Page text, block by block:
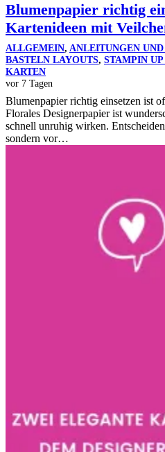
Blumenpapier richtig
Kartenideen mit
ALLGEMEIN, ANLEITUNGEN
BASTELN LAYOUTS, STAMPIN
KARTEN
vor 7 Tagen
Blumenpapier richtig einsetzen ist
Florales Designerpapier ist
schnell unruhig wirken.
sondern vor…